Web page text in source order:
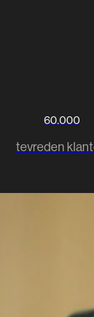
60.000
tevreden